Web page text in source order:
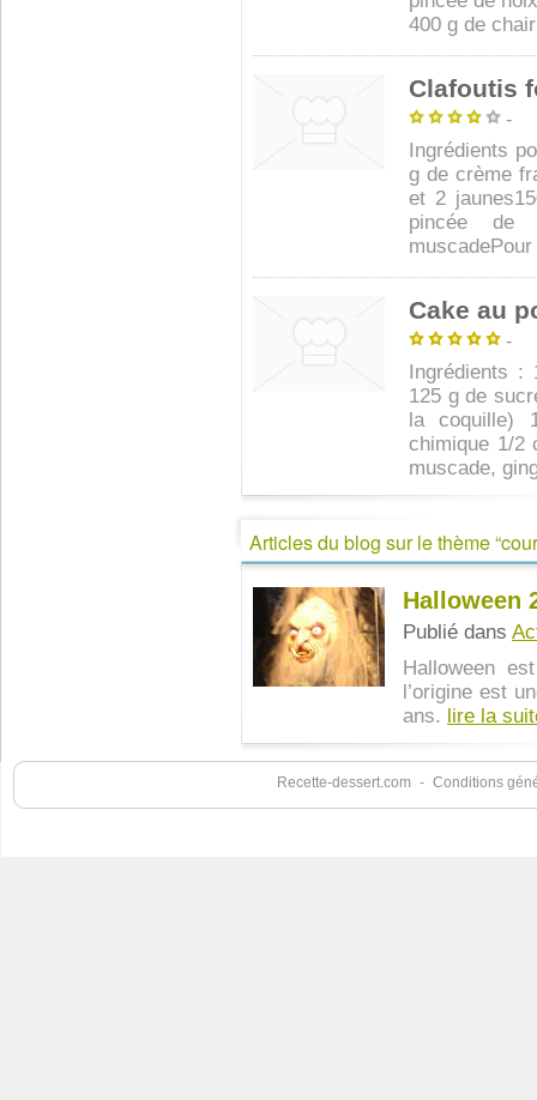
400 g de
Clafoutis
-
Ingrédients
g de crème
et 2
pincée de
Cake au
-
Ingrédients :
125 g de
la coquille)
chimique 1/2
muscade,
Articles du blog sur le thème
Halloween
Publié dans
Halloween
l’origine est
ans. lire la
Recette-dessert.com - Conditions